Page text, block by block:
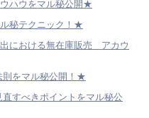
ハウをマル秘公開★
秘テクニック！★
における無在庫販売 アカウ
則をマル秘公開！★
すべきポイントをマル秘公